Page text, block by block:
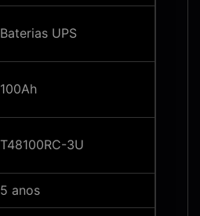
Baterias UPS
100Ah
T48100RC-3U
5 anos